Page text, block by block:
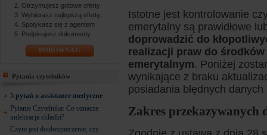
Otrzymujesz gotowe oferty
Wybierasz najlepszą ofertę
Spotykasz się z agentem
Podpisujesz dokumenty
PORÓWNAJ!
Pytania czytelników
5 pytań o assistance medyczne
Pytanie Czytelnika: Co oznacza
indeksacja składki?
Czym jest doubezpieczenie, czy
Istotne jest kontrolowanie
emerytalny są prawidłowe
doprowadzić do
realizacji praw do
emerytalnym. Poniżej
wynikające z braku
posiadania błędnych
Zakres przekazywanych